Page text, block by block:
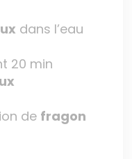
dans l’eau
20 min
de fragon